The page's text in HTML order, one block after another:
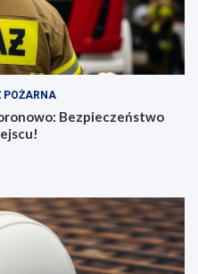
POŻARNA
Bezpieczeństwo